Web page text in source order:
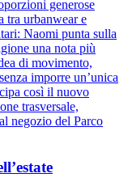
generose
tra urbanwear e
Naomi punta sulla
una nota più
di movimento,
imporre un’unica
così il nuovo
trasversale,
negozio del Parco